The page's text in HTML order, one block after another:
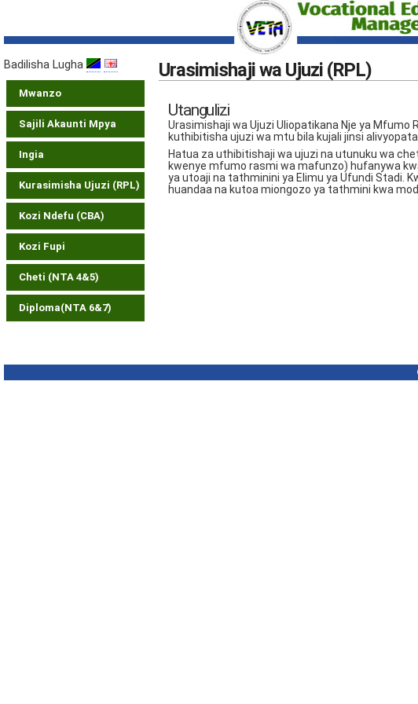
Badilisha Lugha
Mwanzo
Sajili Akaunti Mpya
Ingia
Kurasimisha Ujuzi (RPL)
Kozi Ndefu (CBA)
Kozi Fupi
Cheti (NTA 4&5)
Diploma(NTA 6&7)
Urasimishaji wa Ujuzi (RPL)
Utangulizi
Urasimishaji wa Ujuzi Uliopatikana Nje ya
kuthibitisha ujuzi wa mtu bila kujali jinsi
Hatua za uthibitishaji wa ujuzi na utunuku wa
kwenye mfumo rasmi wa mafunzo) hufanywa
ya utoaji na tathminini ya Elimu ya Ufundi Stadi.
huandaa na kutoa miongozo ya tathmini kwa